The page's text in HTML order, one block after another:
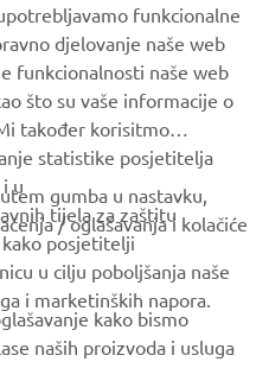
The bike was
in house by the
funkcionalne
djelovanje naše web
funkcionalnosti naše web
što su vaše informacije o
također korisitmo
statistike posjetitelja
u
tijela za zaštitu
posjetitelji
u cilju poboljšanja naše
i marketinških napora.
gumba u nastavku,
/ oglašavanja i kolačiće
kako bismo
naših proizvoda i usluga